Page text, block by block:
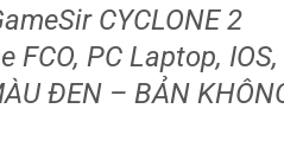
CYCLONE 2
FCO, PC Laptop, IOS,
ĐEN – BẢN